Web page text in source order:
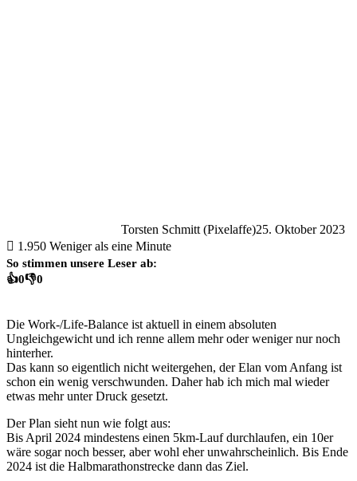
Torsten Schmitt (Pixelaffe)25. Oktober 2023
1.950 Weniger als eine Minute
So stimmen unsere Leser ab:
👍0👎0
Die Work-/Life-Balance ist aktuell in einem absoluten
Ungleichgewicht und ich renne allem mehr oder weniger nur noch
hinterher.
Das kann so eigentlich nicht weitergehen, der Elan vom Anfang ist
schon ein wenig verschwunden. Daher hab ich mich mal wieder
etwas mehr unter Druck gesetzt.
Der Plan sieht nun wie folgt aus:
Bis April 2024 mindestens einen 5km-Lauf durchlaufen, ein 10er
wäre sogar noch besser, aber wohl eher unwahrscheinlich. Bis Ende
2024 ist die Halbmarathonstrecke dann das Ziel.